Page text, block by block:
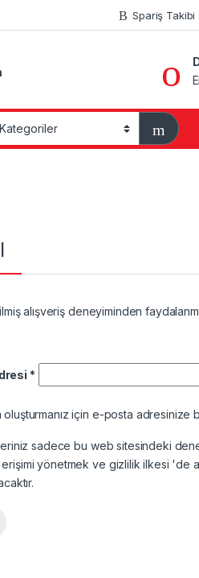
Spariş Takibi
alışveriş deneyiminden
*Gerekli
oluşturmanız için e-posta adresinize
sadece bu web sitesindeki
erişimi yönetmek ve gizlilik ilkesi 'de